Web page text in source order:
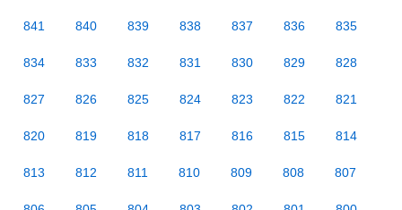
841 840 839 838 837 836 835
834 833 832 831 830 829 828
827 826 825 824 823 822 821
820 819 818 817 816 815 814
813 812 811 810 809 808 807